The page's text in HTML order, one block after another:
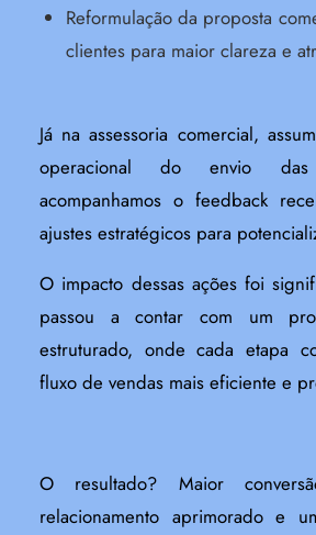
Reformulação da proposta
clientes para maior clareza e
Já na assessoria comercial,
operacional do envio
acompanhamos o feedback
ajustes estratégicos para
O impacto dessas ações foi
passou a contar com um
estruturado, onde cada etapa
fluxo de vendas mais eficiente e
O resultado? Maior
relacionamento aprimorado e